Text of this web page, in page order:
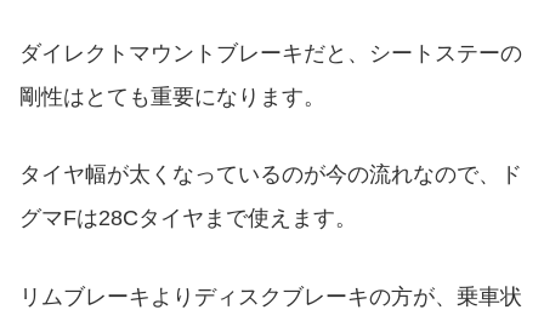
ダイレクトマウントブレーキだと、シートステーの
剛性はとても重要になります。
タイヤ幅が太くなっているのが今の流れなので、ド
グマFは28Cタイヤまで使えます。
リムブレーキよりディスクブレーキの方が、乗車状